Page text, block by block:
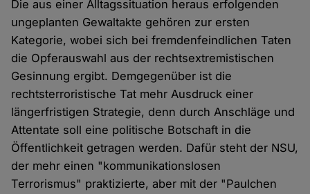
Die aus einer Alltagssituation heraus erfolgenden
ungeplanten Gewaltakte gehören zur ersten
Kategorie, wobei sich bei fremdenfeindlichen Taten
die Opferauswahl aus der rechtsextremistischen
Gesinnung ergibt. Demgegenüber ist die
rechtsterroristische Tat mehr Ausdruck einer
längerfristigen Strategie, denn durch Anschläge und
Attentate soll eine politische Botschaft in die
Öffentlichkeit getragen werden. Dafür steht der NSU,
der mehr einen "kommunikationslosen
Terrorismus" praktizierte, aber mit der "Paulchen